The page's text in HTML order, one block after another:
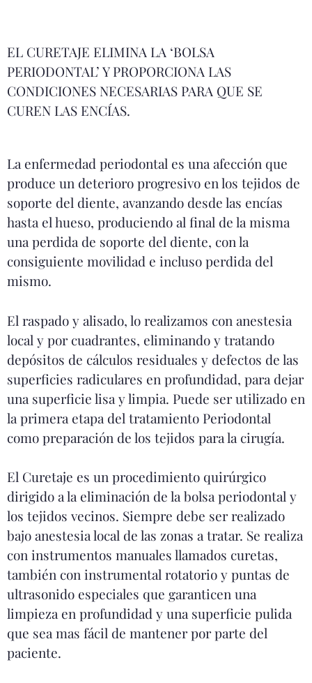
EL CURETAJE ELIMINA LA ‘BOLSA
PERIODONTAL’ Y PROPORCIONA LAS
CONDICIONES NECESARIAS PARA QUE SE
CUREN LAS ENCÍAS.
La enfermedad periodontal es una afección que
produce un deterioro progresivo en los tejidos de
soporte del diente, avanzando desde las encías
hasta el hueso, produciendo al final de la misma
una perdida de soporte del diente, con la
consiguiente movilidad e incluso perdida del
mismo.
El raspado y alisado, lo realizamos con anestesia
local y por cuadrantes, eliminando y tratando
depósitos de cálculos residuales y defectos de las
superficies radiculares en profundidad, para dejar
una superficie lisa y limpia. Puede ser utilizado en
la primera etapa del tratamiento Periodontal
como preparación de los tejidos para la cirugía.
El Curetaje es un procedimiento quirúrgico
dirigido a la eliminación de la bolsa periodontal y
los tejidos vecinos. Siempre debe ser realizado
bajo anestesia local de las zonas a tratar. Se realiza
con instrumentos manuales llamados curetas,
también con instrumental rotatorio y puntas de
ultrasonido especiales que garanticen una
limpieza en profundidad y una superficie pulida
que sea mas fácil de mantener por parte del
paciente.